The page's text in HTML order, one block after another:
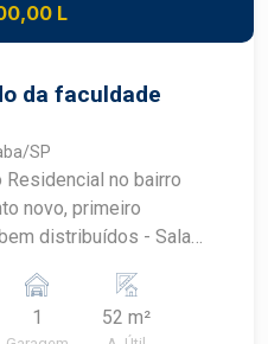
L
da faculdade
SP
Residencial no bairro
distribuídos - Sala
superior. Sem
Faculdade Anhembi-
1 52 m²